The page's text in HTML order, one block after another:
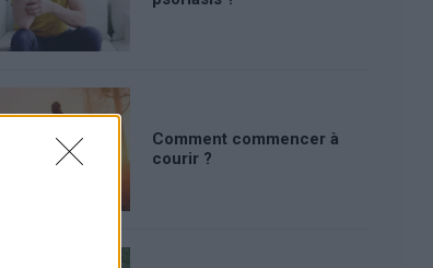
Comment commencer à
courir ?